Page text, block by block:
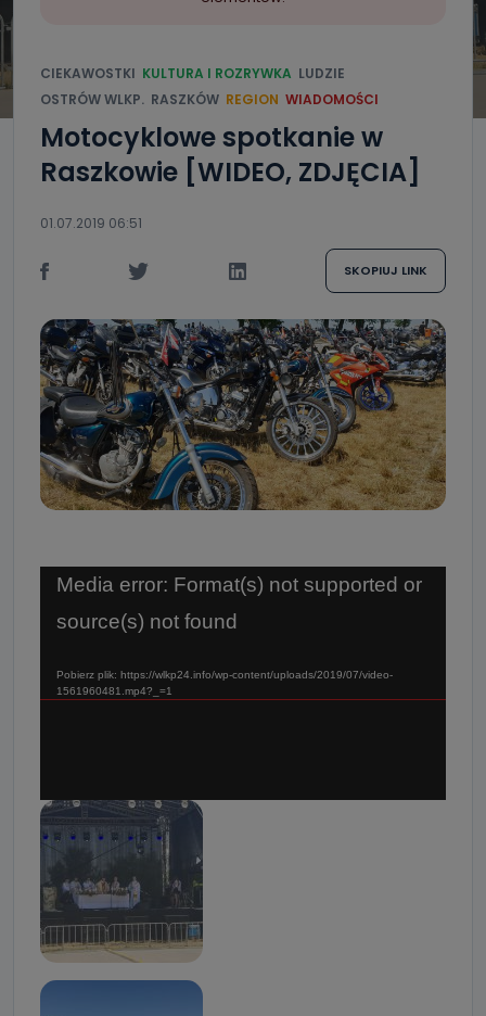
CIEKAWOSTKI KULTURA I ROZRYWKA LUDZIE
OSTRÓW WLKP. RASZKÓW REGION WIADOMOŚCI
Motocyklowe spotkanie w
Raszkowie [WIDEO, ZDJĘCIA]
01.07.2019 06:51
SKOPIUJ LINK
Odtwarzacz
Media error: Format(s) not supported or
source(s) not found
Pobierz plik: https://wlkp24.info/wp-content/uploads/2019/07/video-
1561960481.mp4?_=1